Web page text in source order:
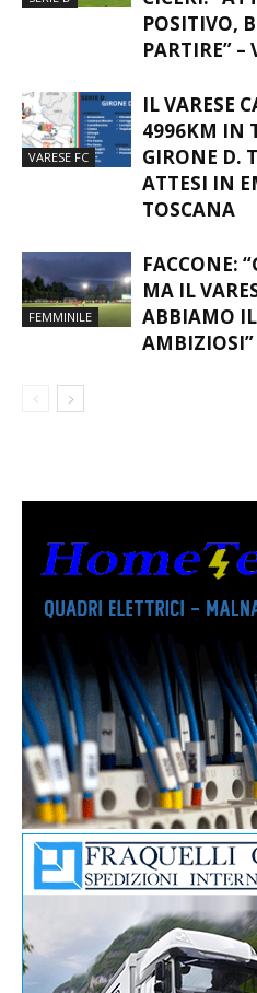
POSITIVO,
PARTIRE” –
VARESE FC
IL VARESE
4996KM IN
GIRONE D.
ATTESI IN
TOSCANA
FEMMINILE
FACCONE:
MA IL
ABBIAMO IL
AMBIZIOSI”